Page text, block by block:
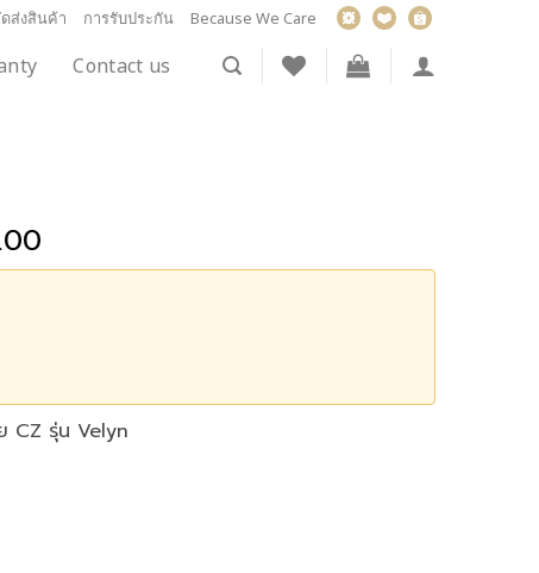
ส่งสินค้า การรับประกัน Because We Care
Contact us
CZ รุ่น Velyn